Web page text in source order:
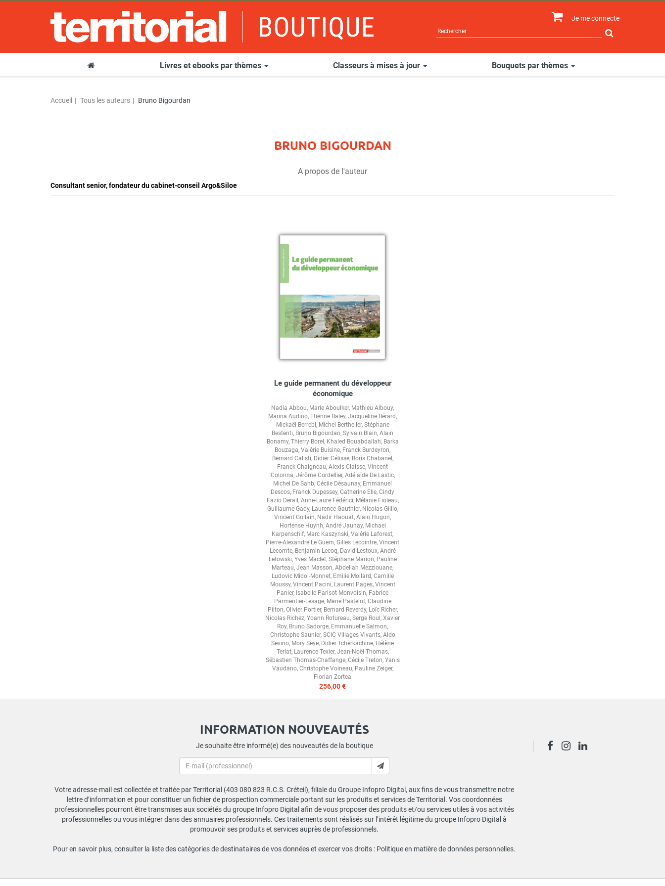
Je me connecte
Livres et ebooks par thèmes Classeurs à mises à jour Bouquets par thèmes
Accueil Tous les auteurs Bruno Bigourdan
BRUNO BIGOURDAN
A propos de l'auteur
Consultant senior, fondateur du cabinet-conseil Argo&Siloe
Le guide permanent du développeur
économique
Nadia Abbou, Marie Aboulker, Mathieu Albouy,
Marina Audino, Etienne Baley, Jacqueline Bérard,
Mickaël Berrebi, Michel Berthelier, Stéphane
Bestenti, Bruno Bigourdan, Sylvain Blain, Alain
Bonamy, Thierry Borel , Khaled Bouabdallah, Barka
Bouzaga, Valérie Buisine, Franck Burdeyron,
Bernard Calisti, Didier Célisse, Boris Chabanel ,
Franck Chaigneau, Alexis Claisse, Vincent
Colonna, Jérôme Cordellier, Adélaïde De Lastic,
Michel De Sahb, Cécile Désaunay, Emmanuel
Descos, Franck Dupessey, Catherine Elie, Cindy
Fazio Derail , Anne-Laure Fédérici, Mélanie Fioleau,
Guillaume Gady, Laurence Gauthier, Nicolas Gillio,
Vincent Gollain, Nadir Haouat, Alain Hugon,
Hortense Huynh, André Jaunay, Michael
Karpenschif, Marc Kaszynski, Valérie Laforest,
Pierre-Alexandre Le Guern, Gilles Lecointre, Vincent
Lecomte, Benjamin Lecoq, David Lestoux, André
Letowski, Yves Maclet, Stéphane Marion, Pauline
Marteau, Jean Masson, Abdellah Mezziouane,
Ludovic Midol-Monnet, Emilie Mollard, Camille
Moussy, Vincent Pacini, Laurent Pages, Vincent
Panier, Isabelle Parisot-Monvoisin, Fabrice
Parmentier-Lesage, Marie Pastelot, Claudine
Pilton, Olivier Portier, Bernard Reverdy, Loïc Richer,
Nicolas Richez, Yoann Rotureau, Serge Roul , Xavier
Roy, Bruno Sadorge, Emmanuelle Salmon,
Christophe Saunier, SCIC Villages Vivants, Aldo
Sevino, Mory Seye, Didier Tcherkachine, Hélène
Terlat, Laurence Texier, Jean-Noël Thomas,
Sébastien Thomas-Chaffange, Cécile Treton, Yanis
Vaudano, Christophe Voineau, Pauline Zeiger,
Florian Zortea
256,00 €
INFORMATION NOUVEAUTÉS
Je souhaite être informé(e) des nouveautés de la boutique
Votre adresse-mail est collectée et traitée par Territorial (403 080 823 R.C.S. Créteil), filiale du Groupe Infopro Digital, aux fins de vous transmettre notre
lettre d’information et pour constituer un fichier de prospection commerciale portant sur les produits et services de Territorial. Vos coordonnées
professionnelles pourront être transmises aux sociétés du groupe Infopro Digital afin de vous proposer des produits et/ou services utiles à vos activités
professionnelles ou vous intégrer dans des annuaires professionnels. Ces traitements sont réalisés sur l’intérêt légitime du groupe Infopro Digital à
promouvoir ses produits et services auprès de professionnels.
Pour en savoir plus, consulter la liste des catégories de destinataires de vos données et exercer vos droits : Politique en matière de données personnelles.